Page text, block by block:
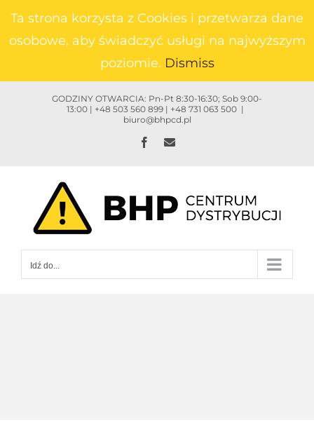
zawartości
GODZINY OTWARCIA: Pn-Pt 8:30-16:30; Sob 9:00-
13:00 | +48 503 560 899 | +48 731 063 500 |
biuro@bhpcd.pl
FacebookEmail
Idź do...
Ta strona korzysta z Cookies i przetwarza dane
osobowe, aby świadczyć usługi na najwyższym
poziomie. Dismiss